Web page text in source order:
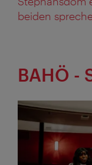
beiden
BAHÖ -